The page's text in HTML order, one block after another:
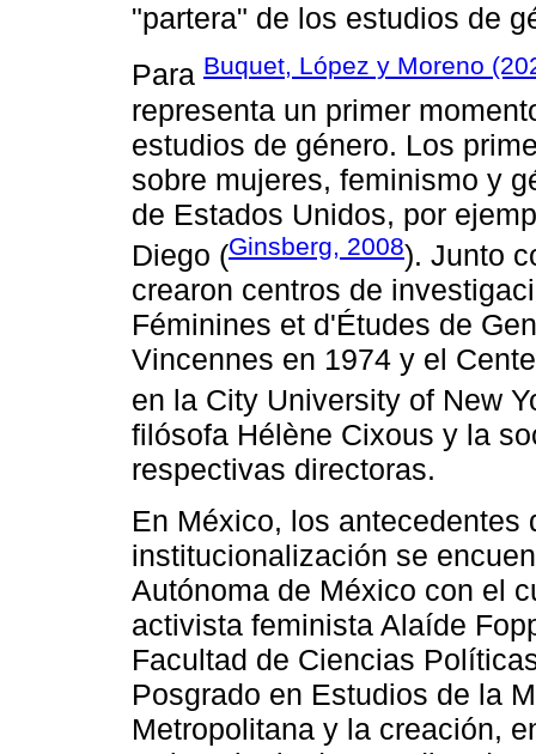
"partera" de los estudios de
Para Buquet, López y Moreno
representa un primer
estudios de género. Los
sobre mujeres, feminismo y
de Estados Unidos, por
Diego (Ginsberg, 2008). Junto
crearon centros de
Féminines et d'Études de
Vincennes en 1974 y el
en la City University of New
filósofa Hélène Cixous y la
respectivas directoras.
En México, los antecedentes
institucionalización se
Autónoma de México con el
activista feminista Alaíde
Facultad de Ciencias
Posgrado en Estudios de la
Metropolitana y la creación,